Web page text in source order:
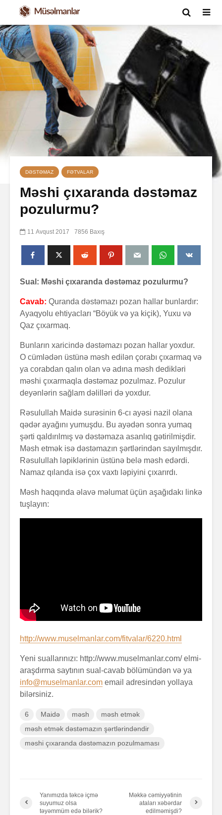
DƏSTƏMAZ FƏTVALAR
Məshi çıxaranda dəstəmaz
pozulurmu?
11 Avqust 2017 7856 Baxış
Sual: Məshi çıxaranda dəstəmaz pozulurmu?
Cavab: Quranda dəstəmazı pozan hallar bunlardır:
Ayaqyolu ehtiyacları “Böyük və ya kiçik), Yuxu və
Qaz çıxarmaq.
Bunların xaricində dəstəmazı pozan hallar yoxdur.
O cümlədən üstünə məsh edilən çorabı çıxarmaq və
ya corabdan qalın olan və adına məsh dedikləri
məshi çıxarmaqla dəstəmaz pozulmaz. Pozulur
deyənlərin sağlam dəlilləri də yoxdur.
Rəsulullah Maidə surəsinin 6-cı ayəsi nazil olana
qədər ayağını yumuşdu. Bu ayədən sonra yumaq
şərti qaldırılmış və dəstəmaza asanlıq gətirilmişdir.
Məsh etmək isə dəstəmazın şərtlərindən sayılmışdır.
Rəsulullah ləpiklərinin üstünə belə məsh edərdi.
Namaz qılanda isə çox vaxtı ləpiyini çıxarırdı.
Məsh haqqında əlavə məlumat üçün aşağıdakı linkə
tuşlayın:
http://www.muselmanlar.com/fitvalar/6220.html
Yeni suallarınızı: http://www.muselmanlar.com/ elmi-
araşdırma saytının sual-cavab bölümündən və ya
info@muselmanlar.com email adresindən yollaya
bilərsiniz.
6 Maidə məsh
məsh etmək
məsh etmək dəstəmazın şərtlərindəndir
məshi çıxaranda dəstəmazın pozulmaması
Yanımızda təkcə içmə
suyumuz olsa
təyəmmüm edə bilərik?
Məkkə cəmiyyətinin
ataları xəbərdar
edilməmişdi?